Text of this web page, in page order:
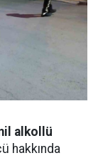
alkollü
hakkında